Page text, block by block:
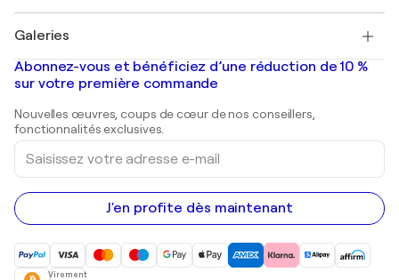
Banksy
Mr. Brainwash
Shepard Fairey
Tableaux abstraits à vendre
Peintures de paysage
Estampes
Peintures acryliques
Galeries
Galeries d'art en France
Galeries d'art en Belgique
Abonnez-vous et bénéficiez d’une réduction de 10 %
sur votre première commande
Nouvelles œuvres, coups de cœur de nos conseillers,
fonctionnalités exclusives.
Saisissez
votre
adresse
e-
mail
J'en profite dès maintenant
Virement